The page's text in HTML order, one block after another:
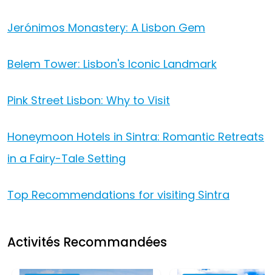
Jerónimos Monastery: A Lisbon Gem
Belem Tower: Lisbon's Iconic Landmark
Pink Street Lisbon: Why to Visit
Honeymoon Hotels in Sintra: Romantic Retreats
in a Fairy-Tale Setting
Top Recommendations for visiting Sintra
Activités Recommandées